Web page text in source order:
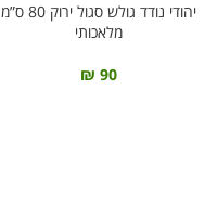
יהודי נודד גולש סגול ירוק 80 ס”מ
מלאכותי
₪ 90